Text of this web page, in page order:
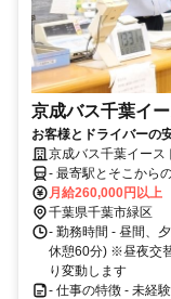
京成バス千葉イ
お客様とドライバーの
務 バス運行管理者 募
ープの『京成バス千葉
京成バス千葉イース
- 最寄駅とそこから
月給260,000円以上
千葉県千葉市緑区
- 勤務時間 - 昼間、
休憩60分) ※昼夜交
り変動します
- 仕事の特徴 - 未経